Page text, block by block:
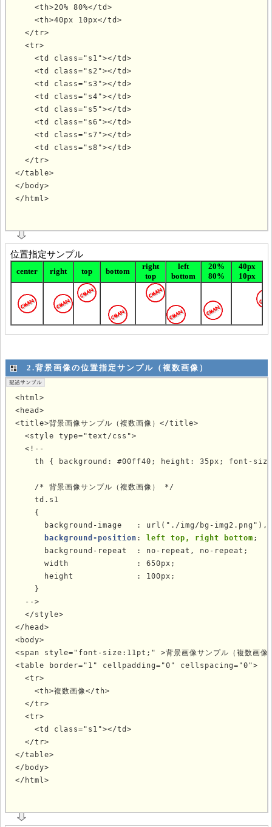
    <th>20% 80%</td>
    <th>40px 10px</td>
  </tr>
  <tr>
<td class="s1"></td>
<td class="s2"></td>
<td class="s3"></td>
<td class="s4"></td>
<td class="s5"></td>
<td class="s6"></td>
<td class="s7"></td>
<td class="s8"></td>
  </tr>
</table>
</body>
</html>
2.背景画像の位置指定サンプル（複数画像）
<html>
<head>
<title>背景画像サンプル（複数画像）</title>
<style type="text/css">
  <!--
th { background: #00ff40; height: 35px; font-
    /* 背景画像サンプル（複数画像） */
td.s1
    {
background-image   : url("./img/bg-
background-position : left top, right bottom ;
      background-repeat  : no-repeat, no-repeat;
      width              : 650px;
      height             : 100px;
    }
  -->
</style>
</head>
<body>
<span style="font-size:11pt;" >背景画像サンプル（複数画像
<table border="1" cellpadding="0" cellspacing="0">
  <tr>
    <th>複数画像</th>
  </tr>
  <tr>
<td class="s1"></td>
  </tr>
</table>
</body>
</html>